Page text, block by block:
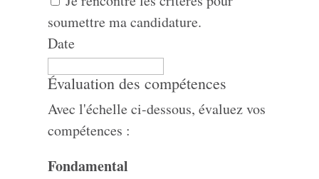
soumettre ma candidature.
Date
Évaluation des compétences
Avec l'échelle ci-dessous, évaluez vos
compétences :
Fondamental